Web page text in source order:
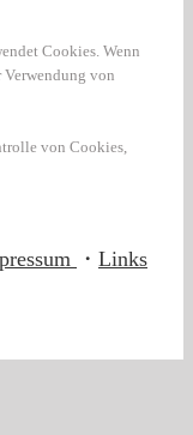
Cookies. Wenn
von
von Cookies,
・ Links